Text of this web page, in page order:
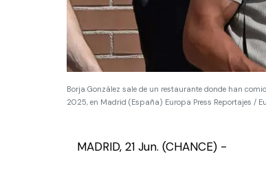
Borja González sale de un restaurante donde han
2025, en Madrid (España) Europa Press Reportajes /
MADRID, 21 Jun. (CHANCE) -